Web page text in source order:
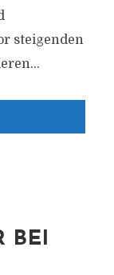
steigenden
BEI